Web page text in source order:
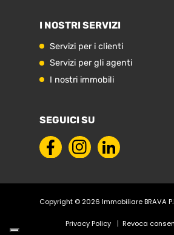
I NOSTRI SERVIZI
Servizi per i clienti
Servizi per gli agenti
I nostri immobili
SEGUICI SU
Copyright © 2026 Immobiliare BRAVA
Privacy Policy Revoca